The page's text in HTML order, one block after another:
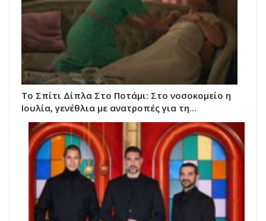
Το Σπίτι Δίπλα Στο Ποτάμι: Στο νοσοκομείο η
Ιουλία, γενέθλια με ανατροπές για τη…